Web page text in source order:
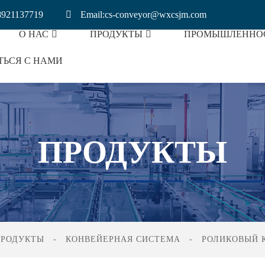
Email:cs-conveyor@wxcsjm.com
О НАС ПРОДУКТЫ
С НАМИ
ПРОДУКТЫ
КОНВЕЙЕРНАЯ СИСТЕМА РОЛИКОВЫЙ